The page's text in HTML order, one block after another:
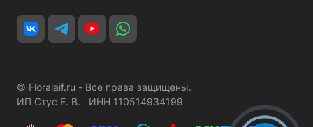
© Floralaif.ru - Все права защищены.
ИП Стус Е. В. ИНН 110514934199